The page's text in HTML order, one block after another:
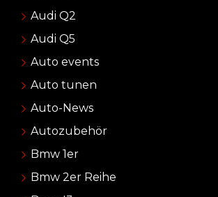
Audi Q2
Audi Q5
Auto events
Auto tunen
Auto-News
Autozubehör
Bmw 1er
Bmw 2er Reihe